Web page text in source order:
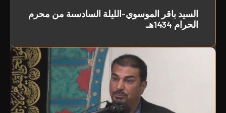
السيد باقر الموسوي-الليلة السادسىة من محرم
الحرام 1434هـ